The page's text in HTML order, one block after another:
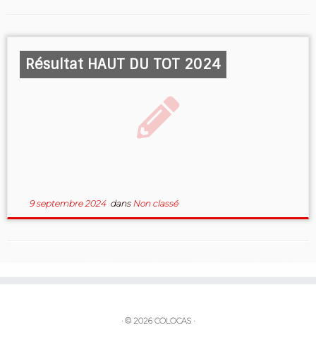
Résultat HAUT DU TOT 2024
9 septembre 2024dans Non classé
· © 2026 COLOCAS ·